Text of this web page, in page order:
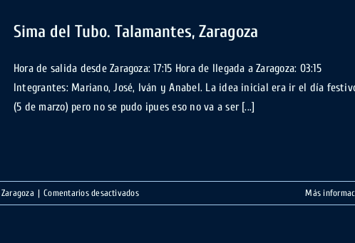
Rama.
Fortanete,
Sima del Tubo. Talamantes, Zaragoza
Hora de salida desde Zaragoza: 17:15 Hora de llegada a Zaragoza: 03:15
Integrantes: Mariano, José, Iván y Anabel. La idea inicial era ir el día
(5 de marzo) pero no se pudo ¡pues eso no va a ser [...]
Zaragoza | Comentarios desactivadosen
Sima
Más